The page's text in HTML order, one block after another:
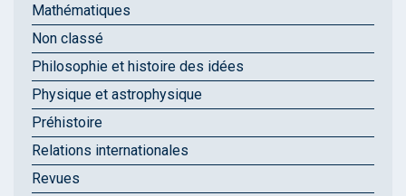
Mathématiques
Non classé
Philosophie et histoire des idées
Physique et astrophysique
Préhistoire
Relations internationales
Revues